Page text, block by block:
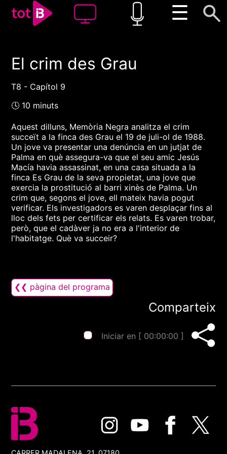
☰
00:00 00:00
El crim des Grau
T8 - Capítol 9
🕓 10 minuts
Aquest dilluns, Memòria Negra analitza el crim
succeït a la finca des Grau el 19 de juli-ol de 1988.
Un jove va presentar una denúncia en un jutjat de
Palma en què assegura-va que el seu amic Jesús
Macía havia assassinat, en una casa situada a la
finca Es Grau de la seva propietat, una jove que
exercia la prostitució al barri xinès de Palma. Un
crim que, segons el jove, ell mateix havia pogut
verificar. Els investigadors es varen desplaçar fins al
lloc dels fets per certificar els relats. Es varen trobar,
però, que el cadàver ja no era a l'interior de
l'habitatge. Què va succeir?
❮❮ pàgina del programa
Comparteix
Iniciar en [ 00:00:00 ]